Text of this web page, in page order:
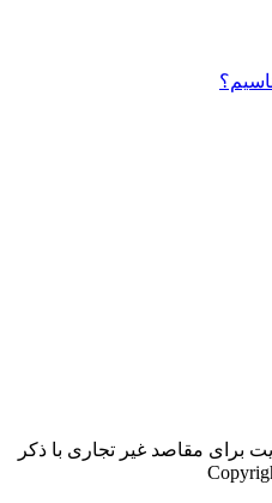
برای مقاصد غیر تجاری با ذکر